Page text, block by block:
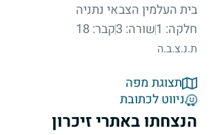
בית העלמין הצבאי נתניה
חלקה: 1
שורה: 3 קבר: 18
ת.נ.צ.ב.ה
תצוגת מפה
ניווט לכתובת
הנצחתו באתרי זיכרון